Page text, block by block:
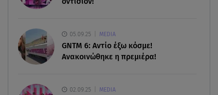
επόμενη ζωή να είμαστε κολλητές»
05.09.25 MEDIA
GNTM 6: Αντίο έξω κόσμε!
Ανακοινώθηκε η πρεμιέρα!
02.09.25 MEDIA